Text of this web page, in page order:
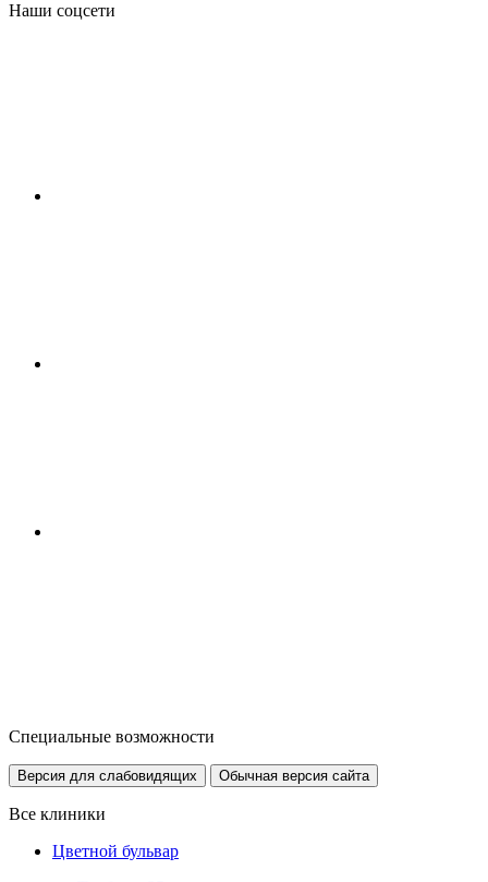
Наши соцсети
Специальные возможности
Версия для слабовидящих Обычная версия сайта
Все клиники
Цветной бульвар